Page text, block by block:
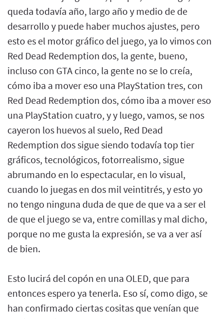
queda todavía año, largo año y medio de de
desarrollo y puede haber muchos ajustes, pero
esto es el motor gráfico del juego, ya lo vimos con
Red Dead Redemption dos, la gente, bueno,
incluso con GTA cinco, la gente no se lo creía,
cómo iba a mover eso una PlayStation tres, con
Red Dead Redemption dos, cómo iba a mover eso
una PlayStation cuatro, y y luego, vamos, se nos
cayeron los huevos al suelo, Red Dead
Redemption dos sigue siendo todavía top tier
gráficos, tecnológicos, fotorrealismo, sigue
abrumando en lo espectacular, en lo visual,
cuando lo juegas en dos mil veintitrés, y esto yo
no tengo ninguna duda de que de que va a ser el
de que el juego se va, entre comillas y mal dicho,
porque no me gusta la expresión, se va a ver así
de bien.
Esto lucirá del copón en una OLED, que para
entonces espero ya tenerla. Eso sí, como digo, se
han confirmado ciertas cositas que venían que